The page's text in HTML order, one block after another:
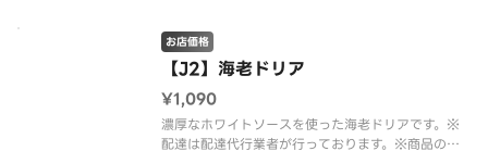
報は、デニーズのホームページをご確認ください。
【J2】海老ドリア
お店価格
¥1,090
濃厚なホワイトソースを使った海老ドリアです。※
配達は配達代行業者が行っております。※商品の栄